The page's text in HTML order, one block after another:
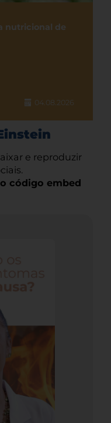
nutricional de
04.08.2026
e reproduzir
código embed